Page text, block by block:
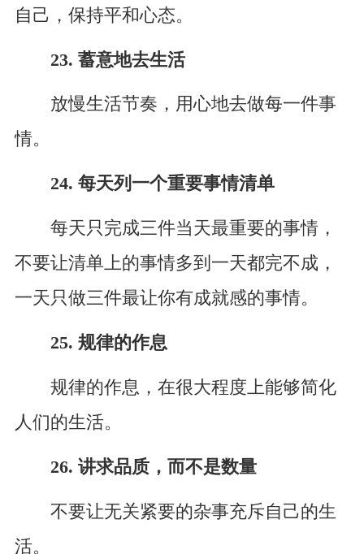
自己，保持平和心态。
23. 蓄意地去生活
放慢生活节奏，用心地去做每一件事
情。
24. 每天列一个重要事情清单
每天只完成三件当天最重要的事情，
不要让清单上的事情多到一天都完不成，
一天只做三件最让你有成就感的事情。
25. 规律的作息
规律的作息，在很大程度上能够简化
人们的生活。
26. 讲求品质，而不是数量
不要让无关紧要的杂事充斥自己的生
活。